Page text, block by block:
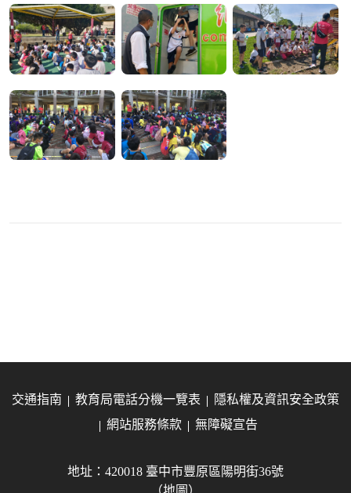
交通指南 教育局電話分機一覽表
隱私權及資訊安全政策
網站服務條款
無障礙宣告
地址：420018 臺中市豐原區陽明街36號